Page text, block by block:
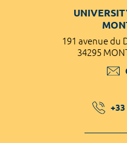
191 avenue du
34295
+33